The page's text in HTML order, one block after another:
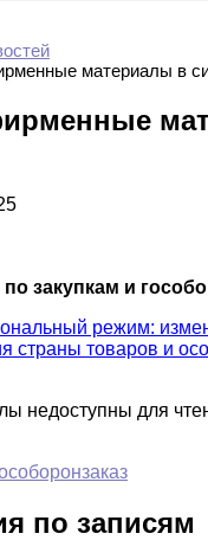
материалы в
закупкам и
режим:
страны товаров и
недоступны для
по записям